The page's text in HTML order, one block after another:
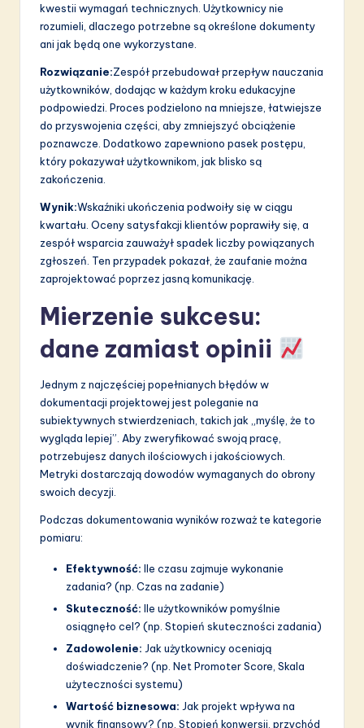
kwestii wymagań technicznych. Użytkownicy nie
rozumieli, dlaczego potrzebne są określone dokumenty
ani jak będą one wykorzystane.
Rozwiązanie:Zespół przebudował przepływ nauczania
użytkowników, dodając w każdym kroku edukacyjne
podpowiedzi. Proces podzielono na mniejsze, łatwiejsze
do przyswojenia części, aby zmniejszyć obciążenie
poznawcze. Dodatkowo zapewniono pasek postępu,
który pokazywał użytkownikom, jak blisko są
zakończenia.
Wynik:Wskaźniki ukończenia podwoiły się w ciągu
kwartału. Oceny satysfakcji klientów poprawiły się, a
zespół wsparcia zauważył spadek liczby powiązanych
zgłoszeń. Ten przypadek pokazał, że zaufanie można
zaprojektować poprzez jasną komunikację.
Mierzenie sukcesu:
dane zamiast opinii
Jednym z najczęściej popełnianych błędów w
dokumentacji projektowej jest poleganie na
subiektywnych stwierdzeniach, takich jak „myślę, że to
wygląda lepiej”. Aby zweryfikować swoją pracę,
potrzebujesz danych ilościowych i jakościowych.
Metryki dostarczają dowodów wymaganych do obrony
swoich decyzji.
Podczas dokumentowania wyników rozważ te kategorie
pomiaru:
Efektywność: Ile czasu zajmuje wykonanie
zadania? (np. Czas na zadanie)
Skuteczność: Ile użytkowników pomyślnie
osiągnęło cel? (np. Stopień skuteczności zadania)
Zadowolenie: Jak użytkownicy oceniają
doświadczenie? (np. Net Promoter Score, Skala
użyteczności systemu)
Wartość biznesowa: Jak projekt wpływa na
wynik finansowy? (np. Stopień konwersji, przychód